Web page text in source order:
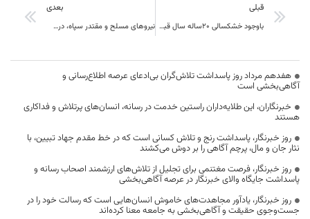
قبلی
باوجود خشکسالی 20ساله سال قبل ۱۴ تولیدکننده برتر از استان در سطح ملی نمونه معرفی شدند
بعدی
نیروهای مسلح و مقتدر سپاه، درس جدیدی به مستکبران و متجاوزان دادند
هفدهم مرداد روز پاسداشت تلاش‌گران بی‌ادعای عرصه اطلاع‌رسانی و
آگاهی‌بخشی است
خبرنگاران، این طلایه‌داران راستین خدمت در رسانه، انسان‌های پرتلاش و فداکاری
هستند
روز خبرنگار، پاسداشت رنج و تلاش کسانی است که در خط مقدم جهاد تبیین، با
نثار جان و مال، پرچم آگاهی را بر دوش می‌کشند
روز خبرنگار، فرصت مغتنمی برای تجلیل از تلاش‌های ارزشمند اصحاب رسانه و
پاسداشت جایگاه والای خبرنگار در عرصه آگاهی‌بخشی
روز خبرنگار، یادآور مجاهدت‌های خاموش انسان‌هایی است که رسالت خود را در
جست‌وجوی حقیقت و آگاهی‌بخشی به جامعه معنا کرده‌اند